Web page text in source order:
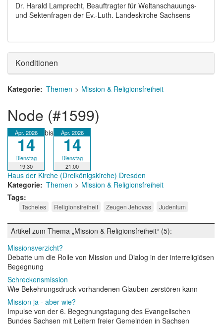
Dr. Harald Lamprecht, Beauftragter für Weltanschauungs-
und Sektenfragen der Ev.-Luth. Landeskirche Sachsens
Konditionen
Kategorie Themen Mission & Religionsfreiheit
node (#1599)
Apr. 2026
14
Dienstag
19:30
bis Apr. 2026
14
Dienstag
21:00
Haus der Kirche (Dreikönigskirche) Dresden
Kategorie Themen
Mission & Religionsfreiheit
Tags
Tacheles Religionsfreiheit Zeugen Jehovas Judentum
Artikel zum Thema „Mission & Religionsfreiheit“ (5):
Missionsverzicht?
Debatte um die Rolle von Mission und Dialog in der interreligiösen
Begegnung
Schreckensmission
Wie Bekehrungsdruck vorhandenen Glauben zerstören kann
Mission ja - aber wie?
Impulse von der 6. Begegnungstagung des Evangelischen
Bundes Sachsen mit Leitern freier Gemeinden in Sachsen